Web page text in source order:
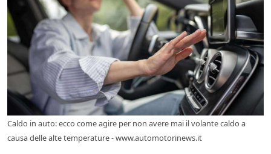
Caldo in auto: ecco come agire per non avere mai il volante caldo a
causa delle alte temperature - www.automotorinews.it